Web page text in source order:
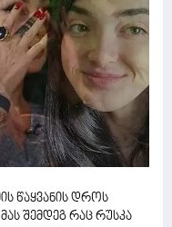
წაყვანის დროს
შემდეგ რაც რუსკა